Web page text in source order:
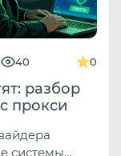
40 0
разбор
прокси
системы